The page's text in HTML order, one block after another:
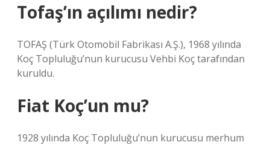
Tofaş’ın açılımı nedir?
TOFAŞ (Türk Otomobil Fabrikası A.Ş.), 1968 yılında
Koç Topluluğu’nun kurucusu Vehbi Koç tarafından
kuruldu.
Fiat Koç’un mu?
1928 yılında Koç Topluluğu’nun kurucusu merhum